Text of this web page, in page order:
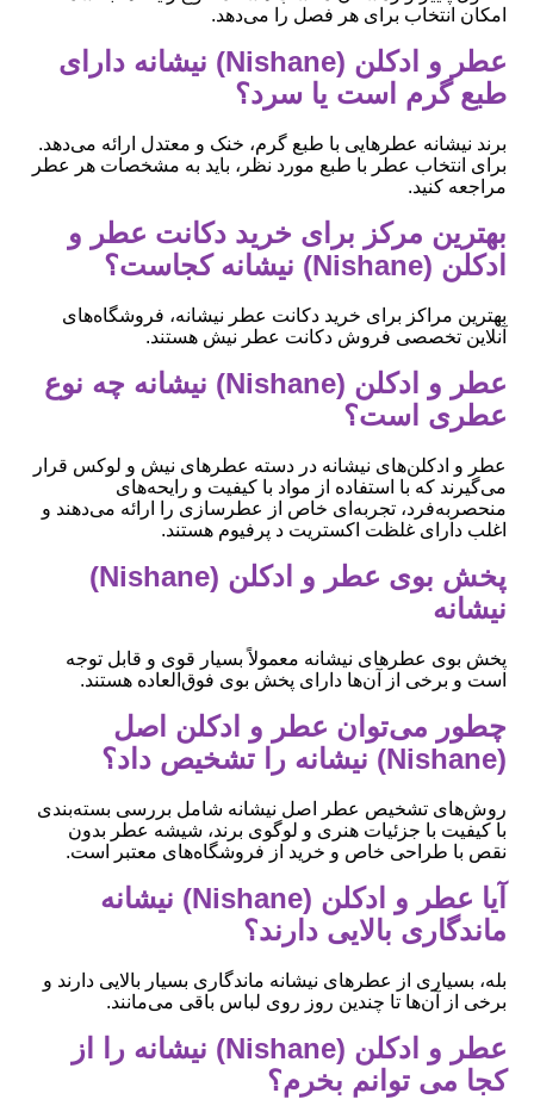
امکان انتخاب برای هر فصل را می‌دهد.
عطر و ادکلن (Nishane) نیشانه دارای
طبع گرم است یا سرد؟
برند نیشانه عطرهایی با طبع گرم، خنک و معتدل ارائه می‌دهد.
برای انتخاب عطر با طبع مورد نظر، باید به مشخصات هر عطر
مراجعه کنید.
بهترین مرکز برای خرید دکانت عطر و
ادکلن (Nishane) نیشانه کجاست؟
بهترین مراکز برای خرید دکانت عطر نیشانه، فروشگاه‌های
آنلاین تخصصی فروش دکانت عطر نیش هستند.
عطر و ادکلن (Nishane) نیشانه چه نوع
عطری است؟
عطر و ادکلن‌های نیشانه در دسته عطرهای نیش و لوکس قرار
می‌گیرند که با استفاده از مواد با کیفیت و رایحه‌های
منحصربه‌فرد، تجربه‌ای خاص از عطرسازی را ارائه می‌دهند و
اغلب دارای غلظت اکستریت د پرفیوم هستند.
پخش بوی عطر و ادکلن (Nishane)
نیشانه
پخش بوی عطرهای نیشانه معمولاً بسیار قوی و قابل توجه
است و برخی از آن‌ها دارای پخش بوی فوق‌العاده هستند.
چطور می‌توان عطر و ادکلن اصل
(Nishane) نیشانه را تشخیص داد؟
روش‌های تشخیص عطر اصل نیشانه شامل بررسی بسته‌بندی
با کیفیت با جزئیات هنری و لوگوی برند، شیشه عطر بدون
نقص با طراحی خاص و خرید از فروشگاه‌های معتبر است.
آیا عطر و ادکلن (Nishane) نیشانه
ماندگاری بالایی دارند؟
بله، بسیاری از عطرهای نیشانه ماندگاری بسیار بالایی دارند و
برخی از آن‌ها تا چندین روز روی لباس باقی می‌مانند.
عطر و ادکلن (Nishane) نیشانه را از
کجا می توانم بخرم؟